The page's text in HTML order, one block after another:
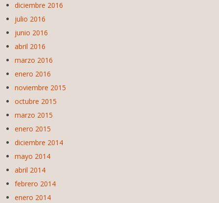
diciembre 2016
julio 2016
junio 2016
abril 2016
marzo 2016
enero 2016
noviembre 2015
octubre 2015
marzo 2015
enero 2015
diciembre 2014
mayo 2014
abril 2014
febrero 2014
enero 2014